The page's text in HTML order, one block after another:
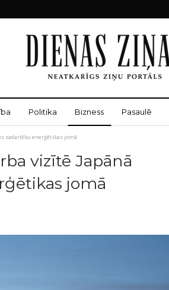
Politika Bizness Pasaulē
sadarbību enerģētikas jomā
vizītē Japānā
jomā